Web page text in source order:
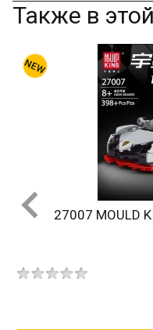
Также в
Veneno
Арт.: 27007
-10%